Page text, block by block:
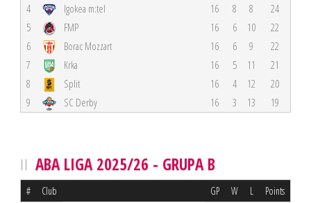
4
Igokea m:tel 16 8 8
24
5
FMP 16 6 10
22
6
Borac Mozzart 16 6 9
22
7
Krka 16 5 11
21
8
Split 16 4 12
20
9
SC Derby 16 3 13 19
ABA LIGA 2025/26 - GRUPA B
# Club GP W L Points